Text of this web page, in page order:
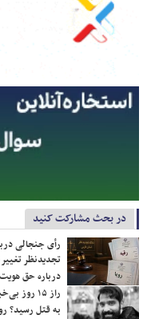
در بحث مشارکت کنید
رأی جنجالی
تجدیدنظر
درباره حق هویت
راز ۱۵
به قتل رسید؟